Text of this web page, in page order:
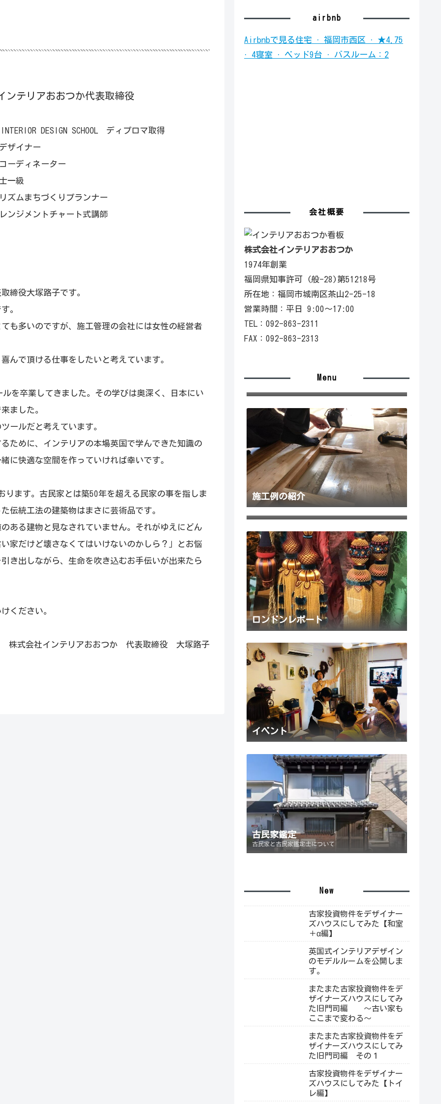
ンテリアおおつか代表取締役
DESIGN SCHOOL ディプロマ取得
ザイナー
ーディネーター
一級
ズムまちづくりプランナー
ンジメントチャート式講師
締役大塚路子です。
。
も多いのですが、施工管理の会社には女性の経営者
んで頂ける仕事をしたいと考えています。
を卒業してきました。その学びは奥深く、日本にい
ました。
ールだと考えています。
ために、インテリアの本場英国で学んできた知識の
に快適な空間を作っていければ幸いです。
ります。古民家とは築50年を超える民家の事を指しま
伝統工法の建築物はまさに芸術品です。
ある建物と見なされていません。それがゆえにどん
家だけど壊さなくてはいけないのかしら？」とお悩
き出しながら、生命を吹き込むお手伝いが出来たら
ください。
株式会社インテリアおおつか 代表取締役 大塚路子
airbnb
Airbnbで見る住宅 · 福岡市西区 · ★4.75
· 4寝室 · ベッド9台 · バスルーム：2
会社概要
株式会社インテリアおおつか
1974年創業
福岡県知事許可 (般-28)第51218号
所在地：福岡市城南区茶山2-25-18
営業時間：平日 9:00〜17:00
TEL：092-863-2311
FAX：092-863-2313
Menu
施工例の紹介
代表 大塚について
ロンドンレポート
イベント
古民家鑑定
古民家と古民家鑑定士について
New
古家投資物件をデザイナー
ズハウスにしてみた【和室
＋α編】
英国式インテリアデザイン
のモデルルームを公開しま
す。
またまた古家投資物件をデ
ザイナーズハウスにしてみ
た旧門司編 ～古い家も
ここまで変わる～
またまた古家投資物件をデ
ザイナーズハウスにしてみ
た旧門司編 その１
古家投資物件をデザイナー
ズハウスにしてみた【トイ
レ編】